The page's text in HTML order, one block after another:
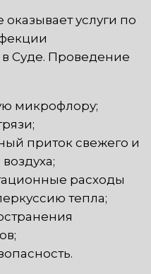
услуги по
Суде. Проведение
микрофлору;
приток свежего и
расходы
тепла;